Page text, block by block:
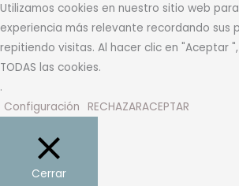
Utilizamos cookies en nuestro sitio web
experiencia más relevante recordando sus
repitiendo visitas. Al hacer clic en "Aceptar
TODAS las cookies.
.
Configuración
RECHAZARACEPTAR
Cerrar